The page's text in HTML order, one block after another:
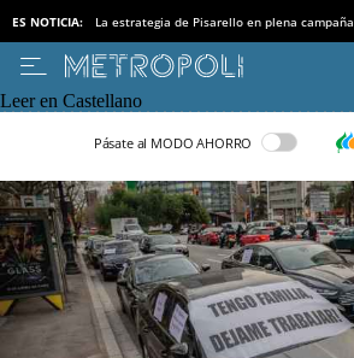
ES NOTICIA: La estrategia de Pisarello en plena campaña
Leer en Castellano
Pásate al MODO AHORRO